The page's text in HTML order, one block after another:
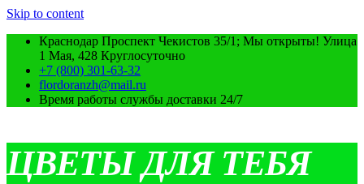
Skip to content
Краснодар Проспект Чекистов 35/1; Мы открыты! Улица
1 Мая, 428 Круглосуточно
+7 (800) 301-63-32
flordoranzh@mail.ru
Время работы службы доставки 24/7
ЦВЕТЫ ДЛЯ ТЕБЯ